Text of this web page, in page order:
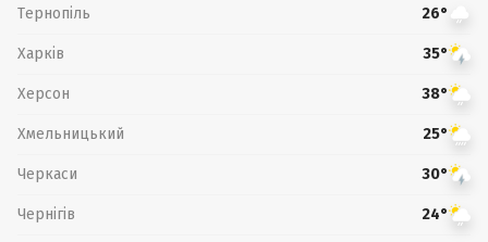
Тернопіль 26°
Харків 35°
Херсон 38°
Хмельницький 25°
Черкаси 30°
Чернігів 24°